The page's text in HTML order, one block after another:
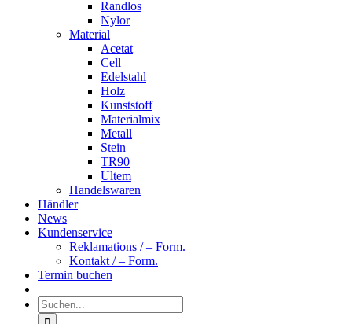
Randlos
Nylor
Material
Acetat
Cell
Edelstahl
Holz
Kunststoff
Materialmix
Metall
Stein
TR90
Ultem
Handelswaren
Händler
News
Kundenservice
Reklamations / – Form.
Kontakt / – Form.
Termin buchen
Suche
nach: